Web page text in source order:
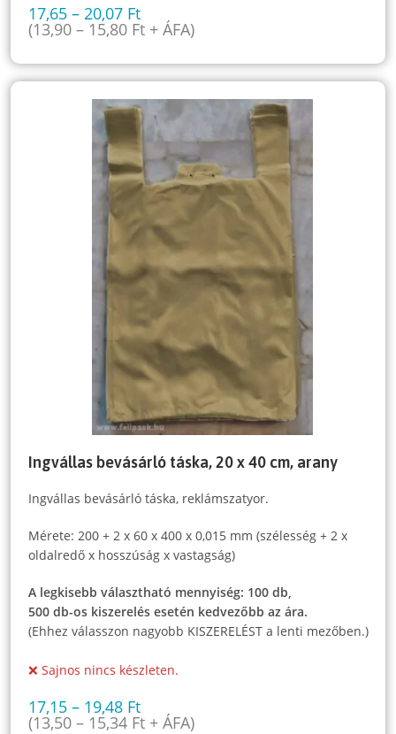
17,65–20,07 Ft
(13,90– 15,80 Ft + ÁFA)
Ingvállas bevásárló táska, 20 x 40 cm, arany
Ingvállas bevásárló táska, reklámszatyor.
Mérete: 200 + 2 x 60 x 400 x 0,015 mm (szélesség + 2 x
oldalredő x hosszúság x vastagság)
A legkisebb választható mennyiség: 100 db,
500 db-os kiszerelés esetén kedvezőbb az ára.
(Ehhez válasszon nagyobb KISZERELÉST a lenti mezőben.)
❌ Sajnos nincs készleten.
17,15– 19,48 Ft
(13,50– 15,34 Ft + ÁFA)